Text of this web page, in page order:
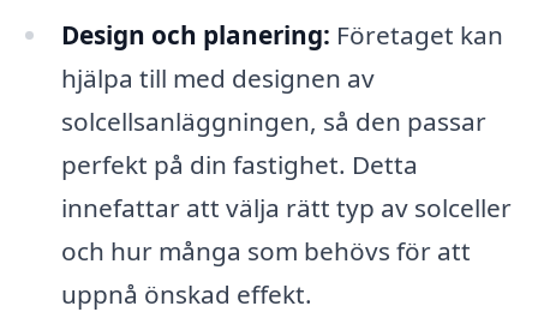
Design och planering: Företaget kan
hjälpa till med designen av
solcellsanläggningen, så den passar
perfekt på din fastighet. Detta
innefattar att välja rätt typ av solceller
och hur många som behövs för att
uppnå önskad effekt.